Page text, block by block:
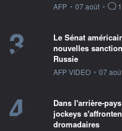
information fournie
AFP • 07 août •
3
Le Sénat
nouvelles
Russie
information fournie
AFP VIDEO • 07
4
Dans l'arrière-
jockeys
dromadaires